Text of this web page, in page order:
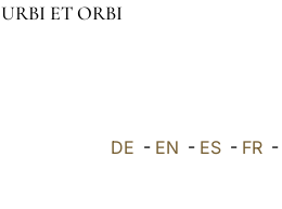
URBI ET ORBI
DE - EN - ES - FR -